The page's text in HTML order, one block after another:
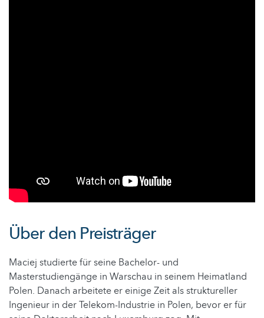
Über den Preisträger
Maciej studierte für seine Bachelor- und
Masterstudiengänge in Warschau in seinem Heimatland
Polen. Danach arbeitete er einige Zeit als struktureller
Ingenieur in der Telekom-Industrie in Polen, bevor er für